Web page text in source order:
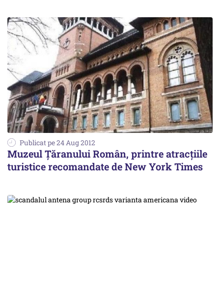
Publicat pe 24 Aug 2012
Muzeul Țăranului Român, printre atracțiile
turistice recomandate de New York Times